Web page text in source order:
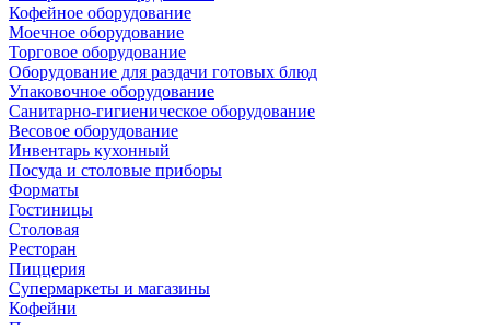
Кофейное оборудование
Моечное оборудование
Торговое оборудование
Оборудование для раздачи готовых блюд
Упаковочное оборудование
Санитарно-гигиеническое оборудование
Весовое оборудование
Инвентарь кухонный
Посуда и столовые приборы
Форматы
Гостиницы
Столовая
Ресторан
Пиццерия
Супермаркеты и магазины
Кофейни